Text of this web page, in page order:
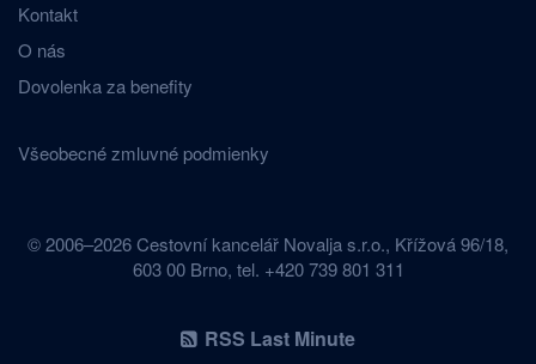
Kontakt
O nás
Dovolenka za benefity
Všeobecné zmluvné podmienky
© 2006–2026 Cestovní kancelář Novalja s.r.o., Křížová 96/18,
603 00 Brno, tel. +420 739 801 311
RSS Last Minute